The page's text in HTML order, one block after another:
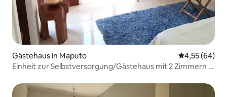
Gästehaus in Maputo
4,55 (64)
Einheit zur Selbstversorgung/Gästehaus mit 2 Zimmern &